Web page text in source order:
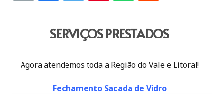
SERVIÇOS PRESTADOS
Agora atendemos toda a Região do Vale e Litoral!
Fechamento Sacada de Vidro